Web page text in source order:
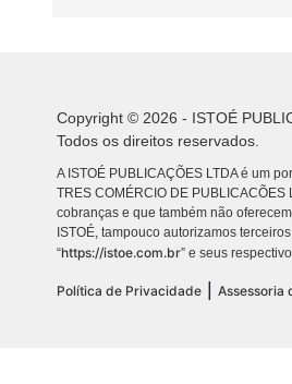
Copyright © 2026 - ISTOÉ
Todos os direitos reservados.
A ISTOÉ PUBLICAÇÕES LTDA é um
TRES COMÉRCIO DE
cobranças e que também não
ISTOÉ, tampouco autorizamos
“https://istoe.com.br” e seus
Política de Privacidade Assessoria